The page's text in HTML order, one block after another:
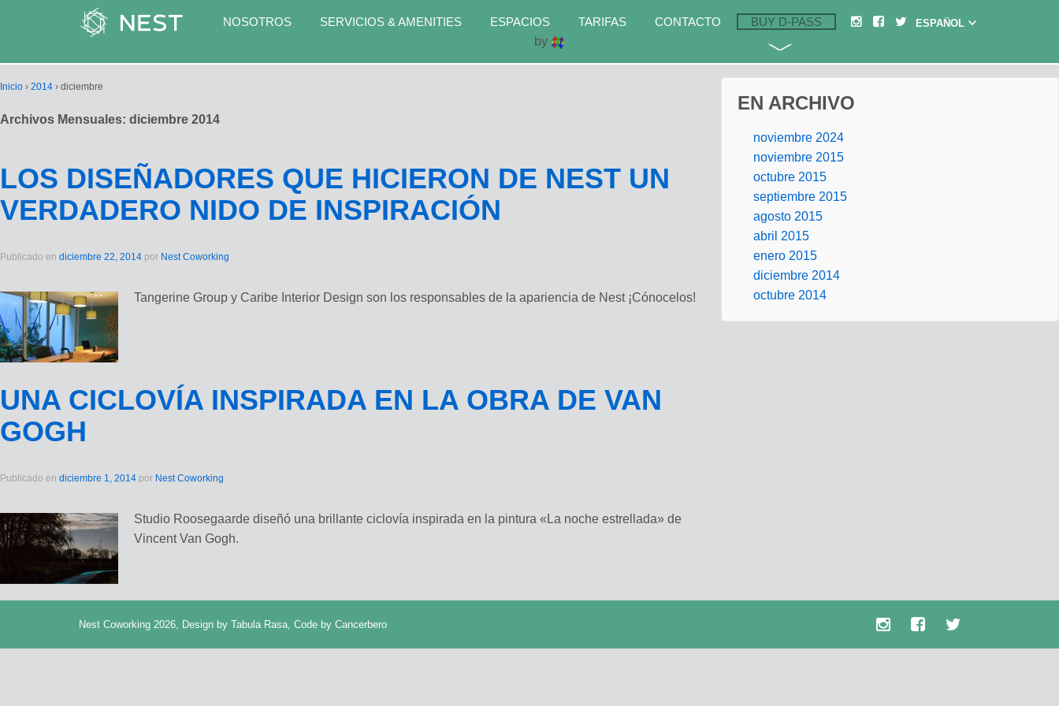
NOSOTROS SERVICIOS & AMENITIES ESPACIOS TARIFAS CONTACTO
BUY D-PASS
by
Inicio › 2014 › diciembre
Archivos Mensuales: diciembre 2014
LOS DISEÑADORES QUE HICIERON DE NEST UN
VERDADERO NIDO DE INSPIRACIÓN
Publicado en diciembre 22, 2014 por Nest Coworking
Tangerine Group y Caribe Interior Design son los responsables de la apariencia de Nest ¡Cónocelos!
Publicado en:Noticias
UNA CICLOVÍA INSPIRADA EN LA OBRA DE VAN
GOGH
Publicado en diciembre 1, 2014 por Nest Coworking
Studio Roosegaarde diseñó una brillante ciclovía inspirada en la pintura «La noche estrellada» de
Vincent Van Gogh.
EN ARCHIVO
noviembre 2024
noviembre 2015
octubre 2015
septiembre 2015
agosto 2015
abril 2015
enero 2015
diciembre 2014
octubre 2014
Nest Coworking 2026, Design by Tabula Rasa, Code by Cancerbero